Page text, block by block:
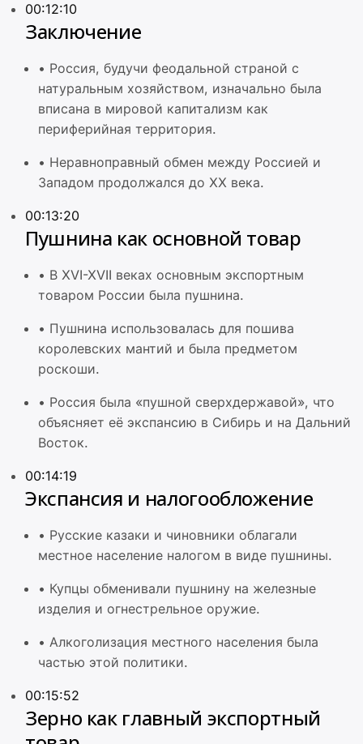
00:12:10
Заключение
• Россия, будучи феодальной страной с
натуральным хозяйством, изначально была
вписана в мировой капитализм как
периферийная территория.
• Неравноправный обмен между Россией и
Западом продолжался до XX века.
00:13:20
Пушнина как основной товар
• В XVI-XVII веках основным экспортным
товаром России была пушнина.
• Пушнина использовалась для пошива
королевских мантий и была предметом
роскоши.
• Россия была «пушной сверхдержавой», что
объясняет её экспансию в Сибирь и на Дальний
Восток.
00:14:19
Экспансия и налогообложение
• Русские казаки и чиновники облагали
местное население налогом в виде пушнины.
• Купцы обменивали пушнину на железные
изделия и огнестрельное оружие.
• Алкоголизация местного населения была
частью этой политики.
00:15:52
Зерно как главный экспортный